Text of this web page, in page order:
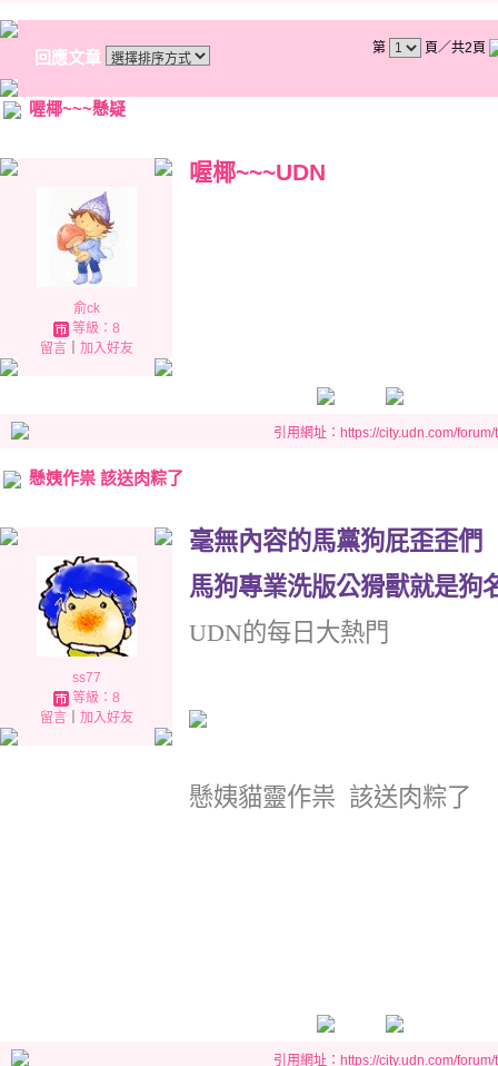
回應文章 第 頁／共2頁
喔椰~~~懸疑
俞ck
等級：8
留言｜ 加入好友
喔椰~~~UDN
引用網址：https://city.udn.com/
懸姨作祟 該送肉粽了
ss77
等級：8
留言｜ 加入好友
毫無內容的馬黨狗屁歪歪們
馬狗專業洗版公猾獸就是狗
UDN的每日大熱門
懸姨貓靈作祟 該送肉粽了
引用網址：https://city.udn.com/